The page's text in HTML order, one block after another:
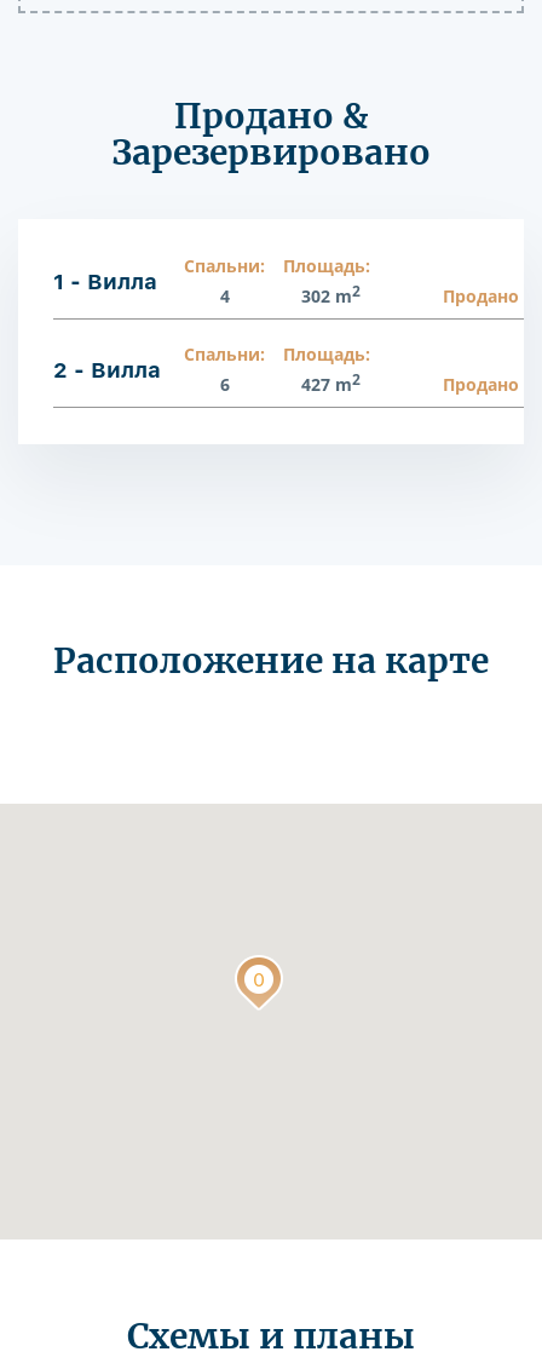
Продано &
Зарезервировано
1 - Вилла
Спальни:
4
Площадь:
302 m2 Продано
2 - Вилла
Спальни:
6
Площадь:
427 m2 Продано
Расположение на карте
Схемы и планы